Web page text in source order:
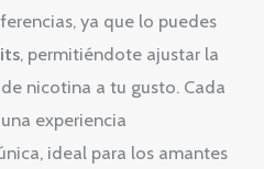
ya que lo puedes
, permitiéndote ajustar la
nicotina a tu gusto. Cada
experiencia
ideal para los amantes